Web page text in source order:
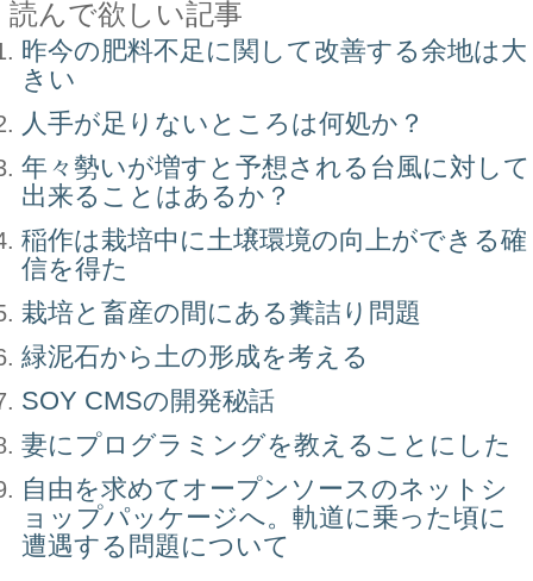
読んで欲しい記事
昨今の肥料不足に関して改善する余地は大
きい
人手が足りないところは何処か？
年々勢いが増すと予想される台風に対して
出来ることはあるか？
稲作は栽培中に土壌環境の向上ができる確
信を得た
栽培と畜産の間にある糞詰り問題
緑泥石から土の形成を考える
SOY CMSの開発秘話
妻にプログラミングを教えることにした
自由を求めてオープンソースのネットシ
ョップパッケージへ。軌道に乗った頃に
遭遇する問題について